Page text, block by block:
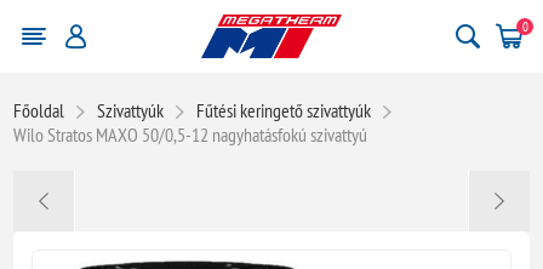
0
Főoldal Szivattyúk
Fűtési keringető szivattyúk
Wilo Stratos MAXO 50/0,5-12 nagyhatásfokú szivattyú